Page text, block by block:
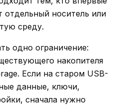
отдельный носитель или
среду.
одно ограничение:
накопителя
Если на старом USB-
данные, ключи,
сначала нужно